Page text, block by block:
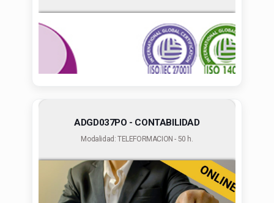
ADGD037PO - CONTABILIDAD
Modalidad: TELEFORMACION - 50 h.